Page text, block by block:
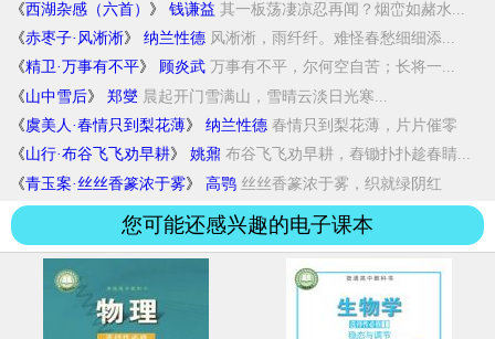
《西湖杂感（六首） 》 钱谦益 其一板荡凄凉忍再闻？烟峦如赭水...
《赤枣子·风淅淅》 纳兰性德 风淅淅，雨纤纤。难怪春愁细细添...
《精卫·万事有不平》 顾炎武 万事有不平，尔何空自苦；长将一...
《山中雪后》 郑燮 晨起开门雪满山，雪晴云淡日光寒...
《虞美人·春情只到梨花薄》 纳兰性德 春情只到梨花薄，片片催零
落。夕...
《山行·布谷飞飞劝早耕》 姚鼐 布谷飞飞劝早耕，舂锄扑扑趁春睛...
《青玉案·丝丝香篆浓于雾》 高鹗 丝丝香篆浓于雾，织就绿阴红
雨。...
您可能还感兴趣的电子课本